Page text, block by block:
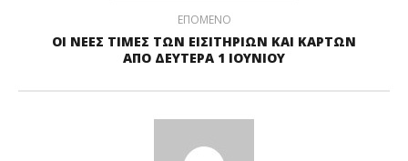
ΕΠΟΜΕΝΟ
ΟΙ ΝΕΕΣ ΤΙΜΕΣ ΤΩΝ ΕΙΣΙΤΗΡΙΩΝ ΚΑΙ ΚΑΡΤΩΝ
ΑΠΟ ΔΕΥΤΕΡΑ 1 ΙΟΥΝΙΟΥ